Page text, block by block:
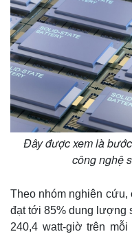
Đây được xem là
công nghệ
Theo nhóm nghiên cứu,
đạt tới 85% dung lượng
240,4 watt-giờ trên